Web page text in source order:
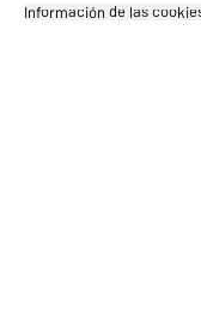
Información de las